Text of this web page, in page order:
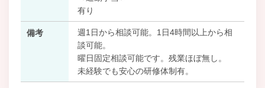
有り
備考
週1日から相談可能。1日4時間以上から相
談可能。
曜日固定相談可能です。残業ほぼ無し。
未経験でも安心の研修体制有。